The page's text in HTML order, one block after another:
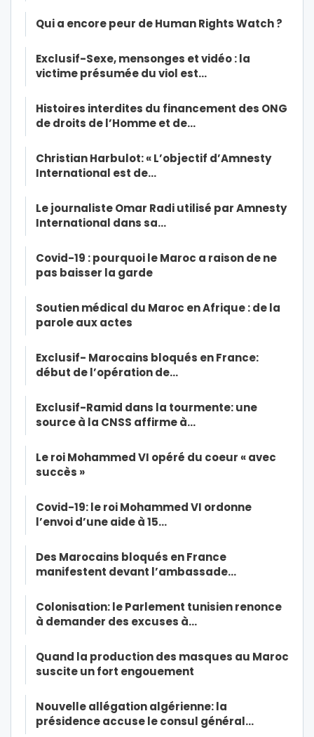
Qui a encore peur de Human Rights Watch ?
Exclusif-Sexe, mensonges et vidéo : la
victime présumée du viol est…
Histoires interdites du financement des ONG
de droits de l’Homme et de…
Christian Harbulot: « L’objectif d’Amnesty
International est de…
Le journaliste Omar Radi utilisé par Amnesty
International dans sa…
Covid-19 : pourquoi le Maroc a raison de ne
pas baisser la garde
Soutien médical du Maroc en Afrique : de la
parole aux actes
Exclusif- Marocains bloqués en France:
début de l’opération de…
Exclusif-Ramid dans la tourmente: une
source à la CNSS affirme à…
Le roi Mohammed VI opéré du coeur « avec
succès »
Covid-19: le roi Mohammed VI ordonne
l’envoi d’une aide à 15…
Des Marocains bloqués en France
manifestent devant l’ambassade…
Colonisation: le Parlement tunisien renonce
à demander des excuses à…
Quand la production des masques au Maroc
suscite un fort engouement
Nouvelle allégation algérienne: la
présidence accuse le consul général…